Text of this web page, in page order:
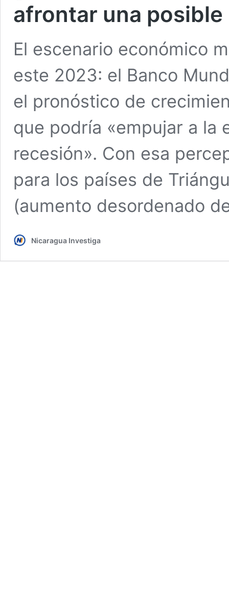
afrontar una
El escenario económico
este 2023: el Banco
el pronóstico de
que podría «empujar a la
recesión». Con esa
para los países de
(aumento desordenado
Nicaragua Investiga